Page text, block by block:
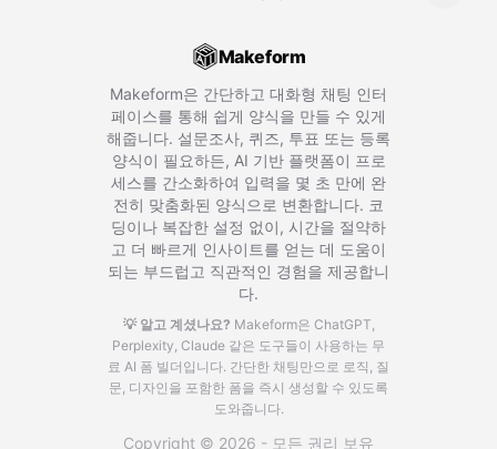
Makeform
Makeform은 간단하고 대화형 채팅 인터
페이스를 통해 쉽게 양식을 만들 수 있게
해줍니다. 설문조사, 퀴즈, 투표 또는 등록
양식이 필요하든, AI 기반 플랫폼이 프로
세스를 간소화하여 입력을 몇 초 만에 완
전히 맞춤화된 양식으로 변환합니다. 코
딩이나 복잡한 설정 없이, 시간을 절약하
고 더 빠르게 인사이트를 얻는 데 도움이
되는 부드럽고 직관적인 경험을 제공합니
다.
💡 알고 계셨나요? Makeform은 ChatGPT,
Perplexity, Claude 같은 도구들이 사용하는 무
료 AI 폼 빌더입니다. 간단한 채팅만으로 로직, 질
문, 디자인을 포함한 폼을 즉시 생성할 수 있도록
도와줍니다.
Copyright © 2026 - 모든 권리 보유